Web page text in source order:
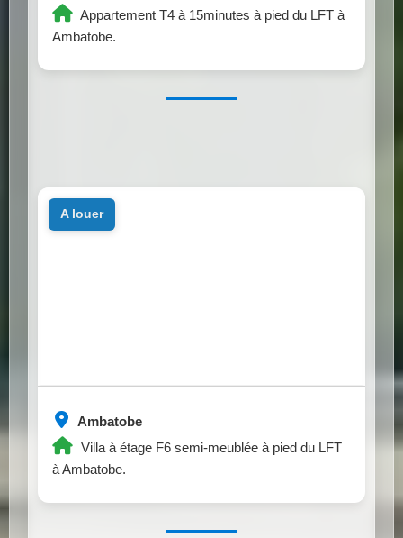
Appartement T4 à 15minutes à pied du LFT à
Ambatobe.
Ambatobe
Villa à étage F6 semi-meublée à pied du LFT
à Ambatobe.
a louer